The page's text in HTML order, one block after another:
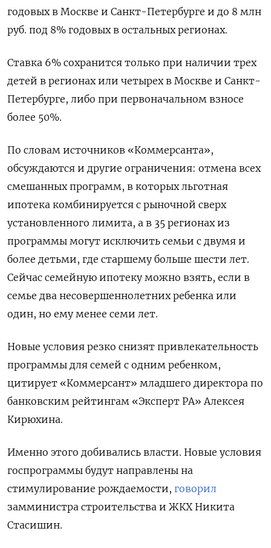
годовых в Москве и Санкт-Петербурге и до 8 млн
руб. под 8% годовых в остальных регионах.
Ставка 6% сохранится только при наличии трех
детей в регионах или четырех в Москве и Санкт-
Петербурге, либо при первоначальном взносе
более 50%.
По словам источников «Коммерсанта»,
обсуждаются и другие ограничения: отмена всех
смешанных программ, в которых льготная
ипотека комбинируется с рыночной сверх
установленного лимита, а в 35 регионах из
программы могут исключить семьи с двумя и
более детьми, где старшему больше шести лет.
Сейчас семейную ипотеку можно взять, если в
семье два несовершеннолетних ребенка или
один, но ему менее семи лет.
Новые условия резко снизят привлекательность
программы для семей с одним ребенком,
цитирует «Коммерсант» младшего директора по
банковским рейтингам «Эксперт РА» Алексея
Кирюхина.
Именно этого добивались власти. Новые условия
госпрограммы будут направлены на
стимулирование рождаемости, говорил
замминистра строительства и ЖКХ Никита
Стасишин.